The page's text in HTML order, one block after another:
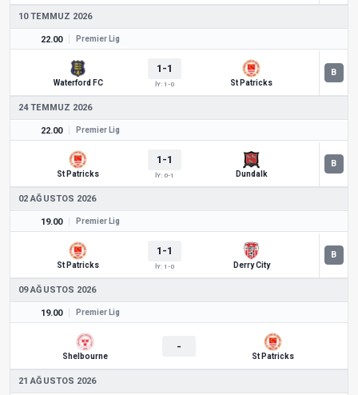
10 TEMMUZ 2026
22.00 Premier Lig
Waterford FC
1-1
İY: 1-0 St Patricks
24 TEMMUZ 2026
22.00 Premier Lig
St Patricks
1-1
İY: 0-1 Dundalk
02 AĞUSTOS 2026
19.00 Premier Lig
St Patricks
1-1
İY: 1-0 Derry City
09 AĞUSTOS 2026
19.00 Premier Lig
Shelbourne
-
St Patricks
21 AĞUSTOS 2026